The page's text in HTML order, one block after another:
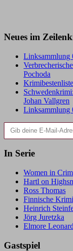
Neues im
Linksammlung
Pochoda
Johan Vallgren
Linksammlung
Gib deine E-Mail-Adresse ein ...
In Serie
Women in
Hartl on
Ross Thomas
Finnische
Heinrich
Jörg Juretzka
Elmore Leonard
Gastspiel